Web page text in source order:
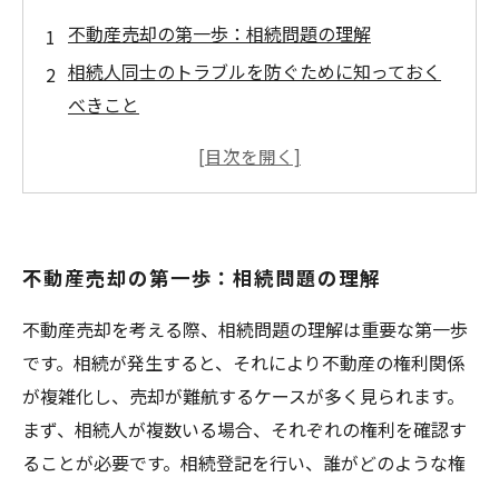
不動産売却の第一歩：相続問題の理解
相続人同士のトラブルを防ぐために知っておく
べきこと
不明確な権利関係を解消するための具体的手続
め方
相続問題を解決した成功事例の紹介
安心して進める不動産売却：全体のまとめと次
のステップ
不動産売却の第一歩：相続問題の理解
不動産売却を考える際、相続問題の理解は重要な第一歩
です。相続が発生すると、それにより不動産の権利関係
が複雑化し、売却が難航するケースが多く見られます。
まず、相続人が複数いる場合、それぞれの権利を確認す
ることが必要です。相続登記を行い、誰がどのような権